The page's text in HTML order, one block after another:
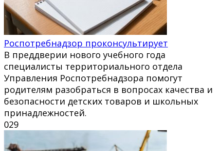
Роспотребнадзор проконсультирует
В преддверии нового учебного года
специалисты территориального отдела
Управления Роспотребнадзора помогут
родителям разобраться в вопросах качества и
безопасности детских товаров и школьных
принадлежностей.
029